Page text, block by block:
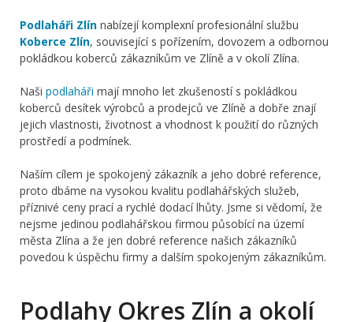
Podlaháři Zlín nabízejí komplexní profesionální službu
Koberce Zlín, související s pořízením, dovozem a odbornou
pokládkou koberců zákazníkům ve Zlíně a v okolí Zlína.
Naši podlaháři mají mnoho let zkušeností s pokládkou
koberců desítek výrobců a prodejců ve Zlíně a dobře znají
jejich vlastnosti, životnost a vhodnost k použití do různých
prostředí a podmínek.
Naším cílem je spokojený zákazník a jeho dobré reference,
proto dbáme na vysokou kvalitu podlahářských služeb,
příznivé ceny prací a rychlé dodací lhůty. Jsme si vědomí, že
nejsme jedinou podlahářskou firmou působící na území
města Zlína a že jen dobré reference našich zákazníků
povedou k úspěchu firmy a dalším spokojeným zákazníkům.
Podlahy Okres Zlín a okolí